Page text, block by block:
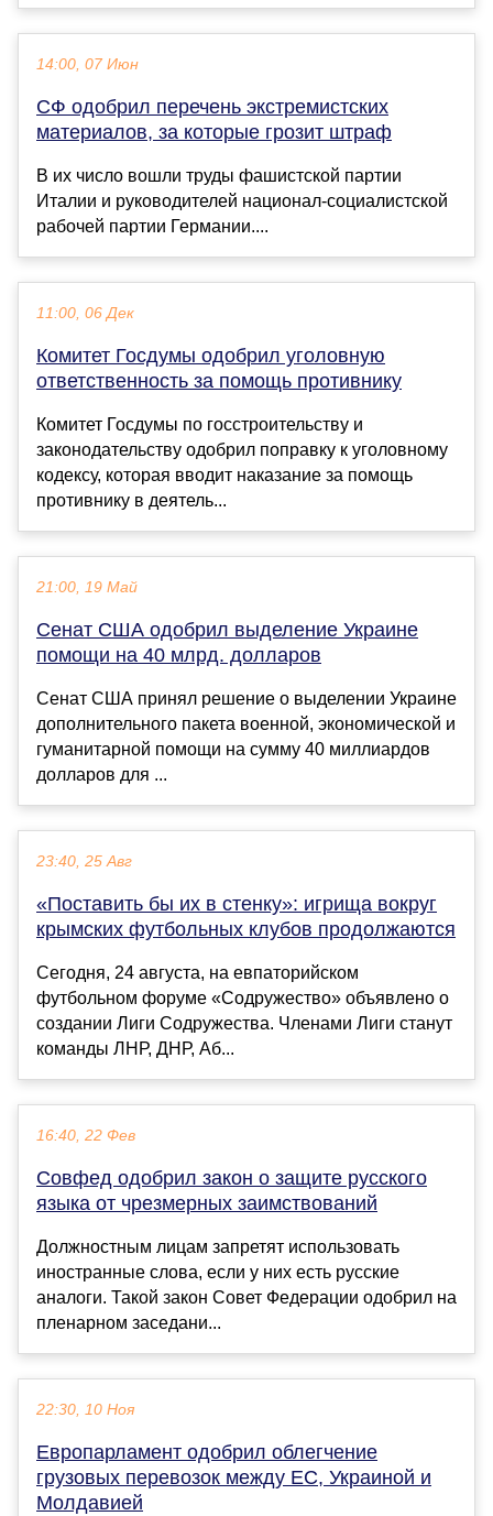
14:00, 07 Июн
СФ одобрил перечень экстремистских
материалов, за которые грозит штраф
В их число вошли труды фашистской партии
Италии и руководителей национал-социалистской
рабочей партии Германии....
11:00, 06 Дек
Комитет Госдумы одобрил уголовную
ответственность за помощь противнику
Комитет Госдумы по госстроительству и
законодательству одобрил поправку к уголовному
кодексу, которая вводит наказание за помощь
противнику в деятель...
21:00, 19 Май
Сенат США одобрил выделение Украине
помощи на 40 млрд. долларов
Сенат США принял решение о выделении Украине
дополнительного пакета военной, экономической и
гуманитарной помощи на сумму 40 миллиардов
долларов для ...
23:40, 25 Авг
«Поставить бы их в стенку»: игрища вокруг
крымских футбольных клубов продолжаются
Сегодня, 24 августа, на евпаторийском
футбольном форуме «Содружество» объявлено о
создании Лиги Содружества. Членами Лиги станут
команды ЛНР, ДНР, Аб...
16:40, 22 Фев
Совфед одобрил закон о защите русского
языка от чрезмерных заимствований
Должностным лицам запретят использовать
иностранные слова, если у них есть русские
аналоги. Такой закон Совет Федерации одобрил на
пленарном заседани...
22:30, 10 Ноя
Европарламент одобрил облегчение
грузовых перевозок между ЕС, Украиной и
Молдавией